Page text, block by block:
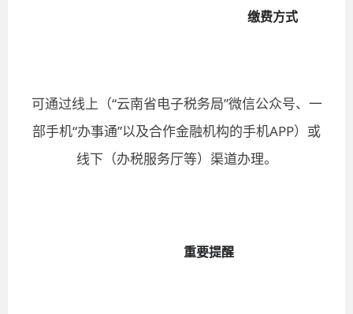
缴费方式
可通过线上（“云南省电子税务局”微信公众号、一
部手机“办事通”以及合作金融机构的手机APP）或
线下（办税服务厅等）渠道办理。
重要提醒